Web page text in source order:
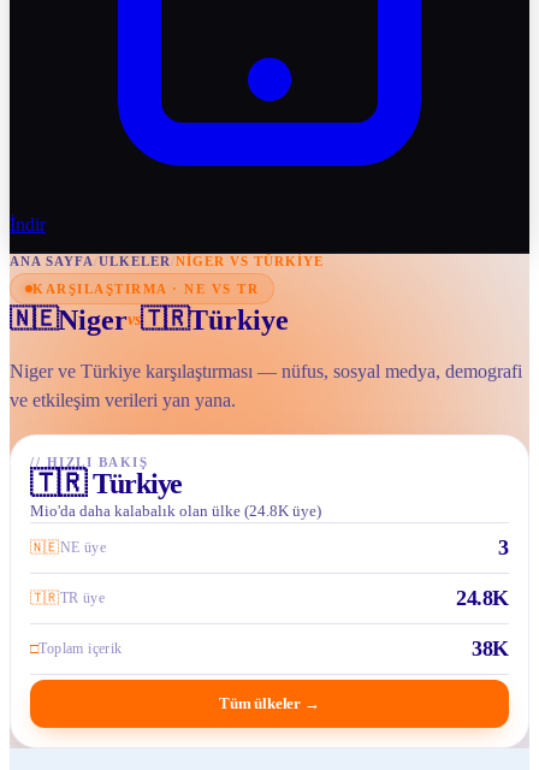
İndir
ANA SAYFA/ULKELER/NIGER VS TÜRKIYE
KARŞILAŞTIRMA · NE VS TR
🇳🇪Nigervs🇹🇷Türkiye
Niger ve Türkiye karşılaştırması — nüfus, sosyal medya, demografi
ve etkileşim verileri yan yana.
// HIZLI BAKIŞ
🇹🇷 Türkiye
Mio'da daha kalabalık olan ülke (24.8K üye)
🇳🇪NE üye 3
🇹🇷TR üye 24.8K
□Toplam içerik 38K
Tüm ülkeler →